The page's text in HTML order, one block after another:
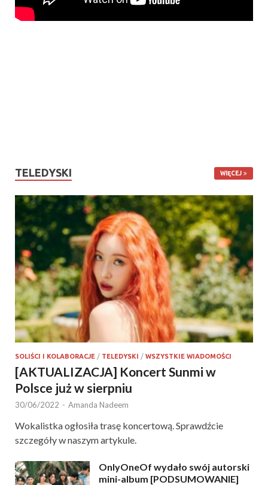
TELEDYSKI WIĘCEJ
SOLIŚCI I KOLABORACJE / TELEDYSKI / WSZYSTKIE WIADOMOŚCI
[AKTUALIZACJA] Koncert Sunmi w
Polsce już w sierpniu
30/06/2022 - Amanda Nadeem
Wokalistka ogłosiła trasę koncertową. Sprawdźcie
szczegóły w naszym artykule.
OnlyOneOf wydało swój autorski
mini-album [PODSUMOWANIE]